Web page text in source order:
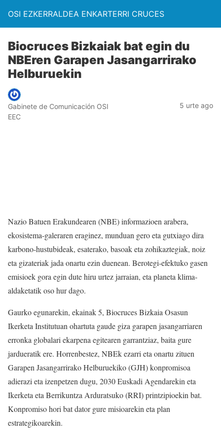
OSI EZKERRALDEA ENKARTERRI CRUCES
Biocruces Bizkaiak bat egin du
NBEren Garapen Jasangarrirako
Helburuekin
Gabinete de Comunicación OSI
EEC
5 urte ago
Nazio Batuen Erakundearen (NBE) informazioen arabera,
ekosistema-galeraren eraginez, munduan gero eta gutxiago dira
karbono-hustubideak, esaterako, basoak eta zohikaztegiak, noiz
eta gizateriak jada onartu ezin duenean. Berotegi-efektuko gasen
emisioek gora egin dute hiru urtez jarraian, eta planeta klima-
aldaketatik oso hur dago.
Gaurko egunarekin, ekainak 5, Biocruces Bizkaia Osasun
Ikerketa Institutuan ohartuta gaude giza garapen jasangarriaren
erronka globalari ekarpena egitearen garrantziaz, baita gure
jardueratik ere. Horrenbestez, NBEk ezarri eta onartu zituen
Garapen Jasangarrirako Helburuekiko (GJH) konpromisoa
adierazi eta izenpetzen dugu, 2030 Euskadi Agendarekin eta
Ikerketa eta Berrikuntza Arduratsuko (RRI) printzipioekin bat.
Konpromiso hori bat dator gure misioarekin eta plan
estrategikoarekin.